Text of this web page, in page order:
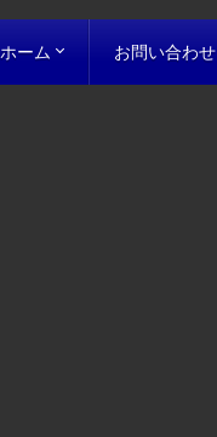
ホーム お問い合わせ